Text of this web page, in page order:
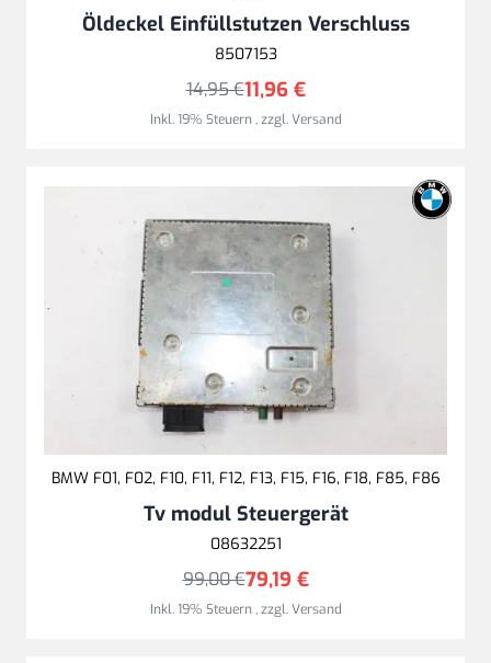
Öldeckel Einfüllstutzen Verschluss
8507153
11,96 €
14,95 €
Inkl. 19% Steuern,zzgl.Versand
BMW F01, F02, F10, F11, F12, F13, F15, F16, F18, F85, F86
Tv modul Steuergerät
08632251
79,19 €
99,00 €
Inkl. 19% Steuern,zzgl.Versand